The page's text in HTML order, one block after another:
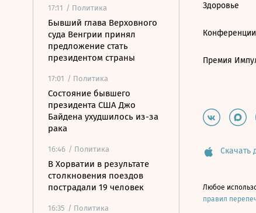
17:11 / Политика
Бывший глава Верховного
суда Венгрии принял
предложение стать
президентом страны
17:01 / Политика
Состояние бывшего
президента США Джо
Байдена ухудшилось из-за
рака
16:46 / Политика
В Хорватии в результате
столкновения поездов
пострадали 19 человек
16:35 / Политика
Здоровье
Конференции
Премия
Скачать
Любое
правил